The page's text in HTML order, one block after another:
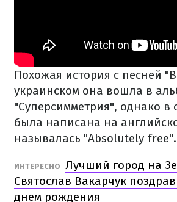
Похожая история с песней
украинском она вошла в
"Суперсимметрия", однако в
была написана на
называлась "Absolutely free".
ИНТЕРЕСНО Лучший город на
Святослав Вакарчук
днем рождения